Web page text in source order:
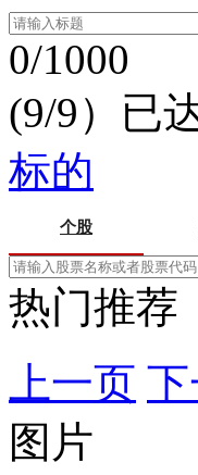
0/1000
(9/9）已
标的
个股
热门推荐
上一页
图片